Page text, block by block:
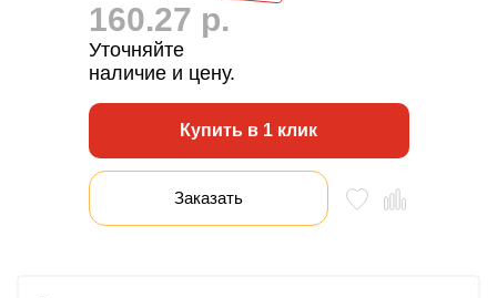
160.27 р.
Уточняйте
наличие и цену.
Купить в 1 клик
Заказать